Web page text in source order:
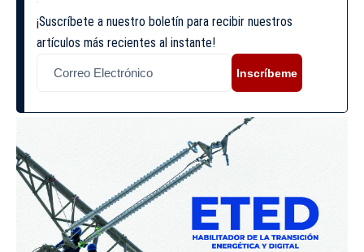
¡Suscríbete a nuestro boletín para recibir nuestros
artículos más recientes al instante!
Inscríbeme